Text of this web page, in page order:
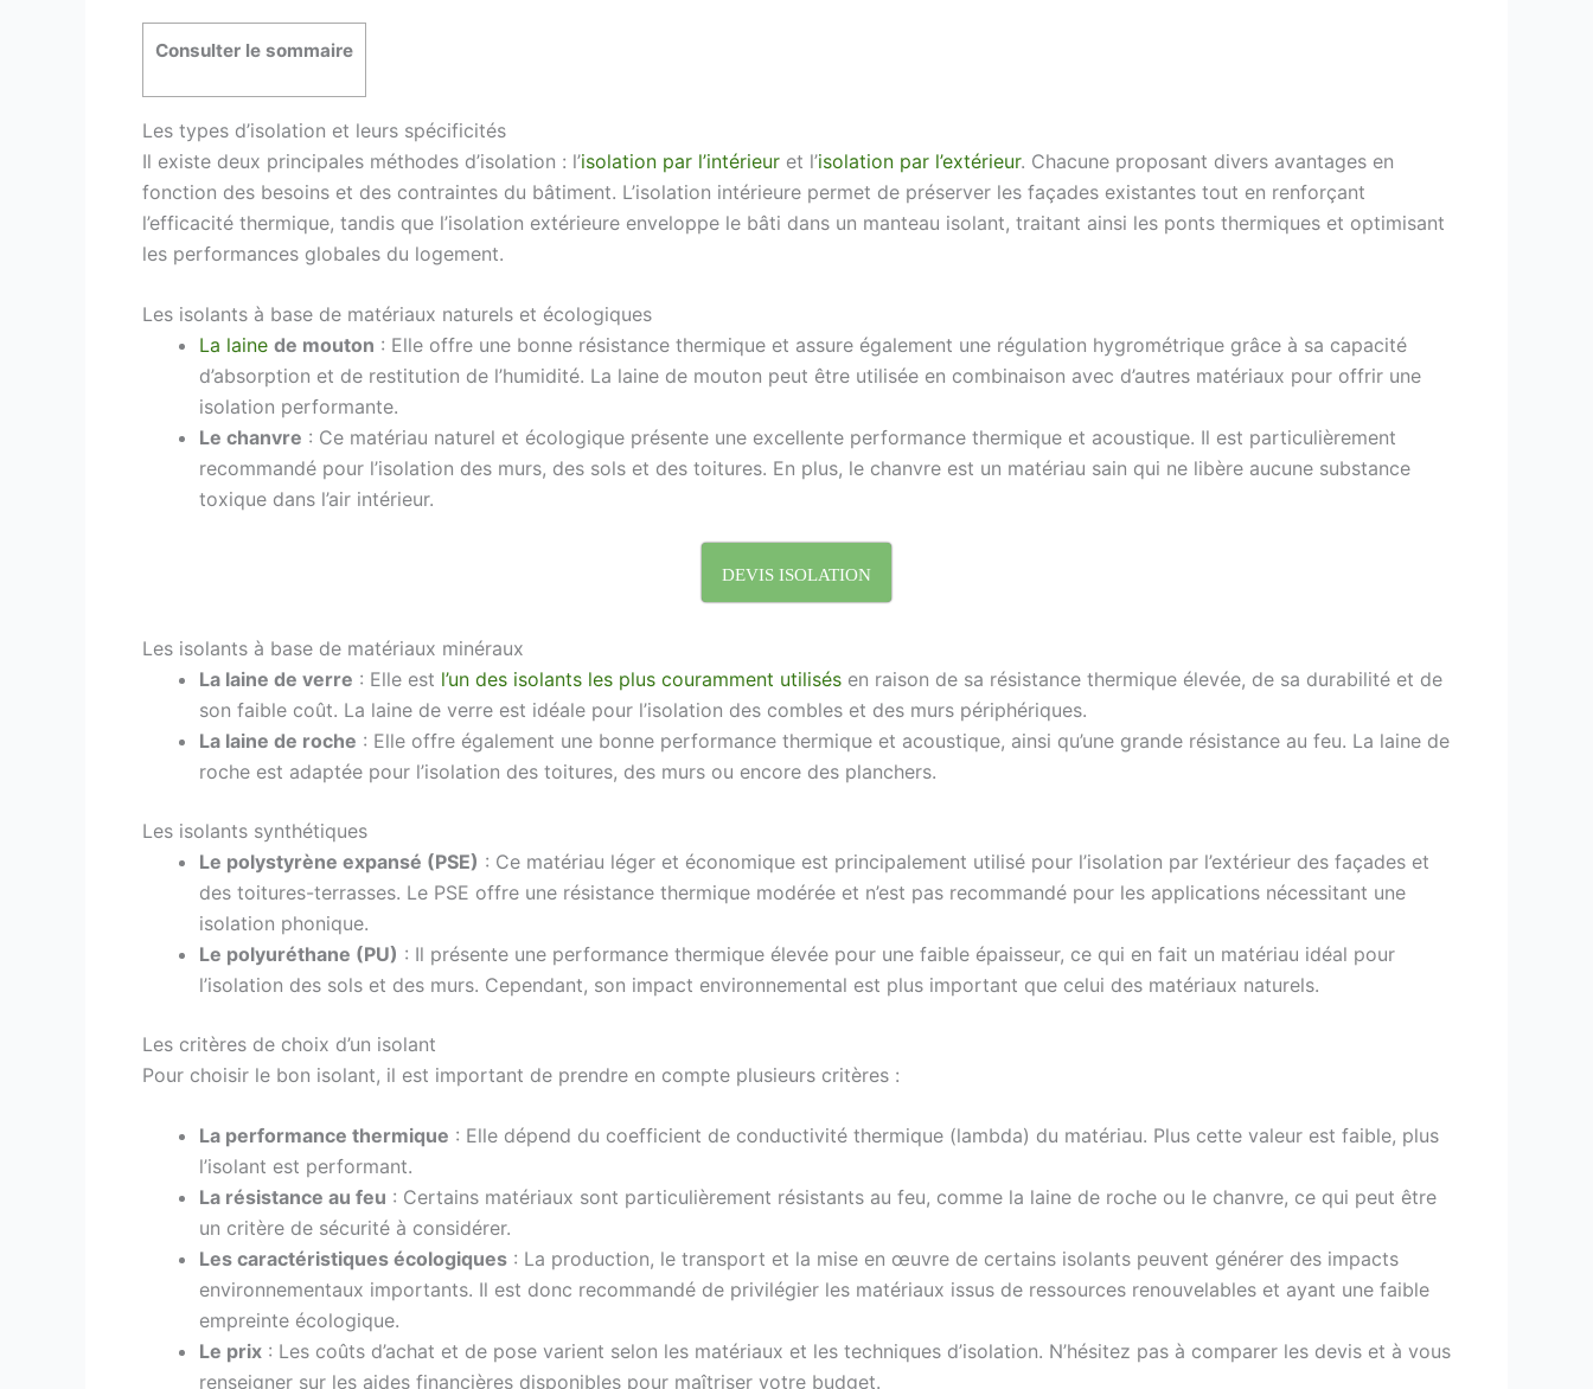
Consulter le sommaire
Les types d’isolation et leurs spécificités
Il existe deux principales méthodes d’isolation : l’isolation par l’intérieur et l’isolation par l’extérieur. Chacune proposant divers avantages en
fonction des besoins et des contraintes du bâtiment. L’isolation intérieure permet de préserver les façades existantes tout en renforçant
l’efficacité thermique, tandis que l’isolation extérieure enveloppe le bâti dans un manteau isolant, traitant ainsi les ponts thermiques et optimisant
les performances globales du logement.
Les isolants à base de matériaux naturels et écologiques
La laine de mouton : Elle offre une bonne résistance thermique et assure également une régulation hygrométrique grâce à sa capacité
d’absorption et de restitution de l’humidité. La laine de mouton peut être utilisée en combinaison avec d’autres matériaux pour offrir une
isolation performante.
Le chanvre : Ce matériau naturel et écologique présente une excellente performance thermique et acoustique. Il est particulièrement
recommandé pour l’isolation des murs, des sols et des toitures. En plus, le chanvre est un matériau sain qui ne libère aucune substance
toxique dans l’air intérieur.
DEVIS ISOLATION
Les isolants à base de matériaux minéraux
La laine de verre : Elle est l’un des isolants les plus couramment utilisés en raison de sa résistance thermique élevée, de sa durabilité et de
son faible coût. La laine de verre est idéale pour l’isolation des combles et des murs périphériques.
La laine de roche : Elle offre également une bonne performance thermique et acoustique, ainsi qu’une grande résistance au feu. La laine de
roche est adaptée pour l’isolation des toitures, des murs ou encore des planchers.
Les isolants synthétiques
Le polystyrène expansé (PSE) : Ce matériau léger et économique est principalement utilisé pour l’isolation par l’extérieur des façades et
des toitures-terrasses. Le PSE offre une résistance thermique modérée et n’est pas recommandé pour les applications nécessitant une
isolation phonique.
Le polyuréthane (PU) : Il présente une performance thermique élevée pour une faible épaisseur, ce qui en fait un matériau idéal pour
l’isolation des sols et des murs. Cependant, son impact environnemental est plus important que celui des matériaux naturels.
Les critères de choix d’un isolant
Pour choisir le bon isolant, il est important de prendre en compte plusieurs critères :
La performance thermique : Elle dépend du coefficient de conductivité thermique (lambda) du matériau. Plus cette valeur est faible, plus
l’isolant est performant.
La résistance au feu : Certains matériaux sont particulièrement résistants au feu, comme la laine de roche ou le chanvre, ce qui peut être
un critère de sécurité à considérer.
Les caractéristiques écologiques : La production, le transport et la mise en œuvre de certains isolants peuvent générer des impacts
environnementaux importants. Il est donc recommandé de privilégier les matériaux issus de ressources renouvelables et ayant une faible
empreinte écologique.
Le prix : Les coûts d’achat et de pose varient selon les matériaux et les techniques d’isolation. N’hésitez pas à comparer les devis et à vous
renseigner sur les aides financières disponibles pour maîtriser votre budget.